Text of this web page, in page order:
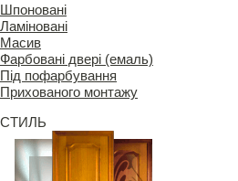
Шпоновані
Ламіновані
Масив
Фарбовані двері (емаль)
Під пофарбування
Прихованого монтажу
СТИЛЬ